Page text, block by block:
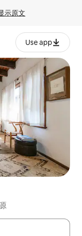
示原文
Use app